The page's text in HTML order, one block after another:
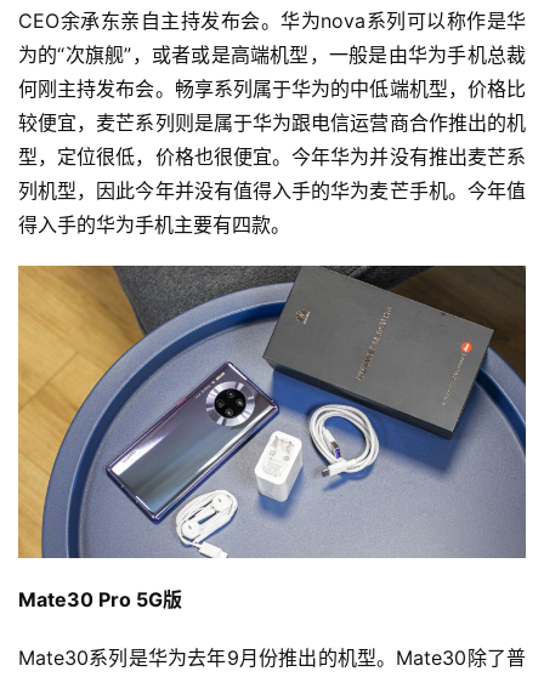
CEO余承东亲自主持发布会。华为nova系列可以称作是华
为的“次旗舰”，或者或是高端机型，一般是由华为手机总裁
何刚主持发布会。畅享系列属于华为的中低端机型，价格比
较便宜，麦芒系列则是属于华为跟电信运营商合作推出的机
型，定位很低，价格也很便宜。今年华为并没有推出麦芒系
列机型，因此今年并没有值得入手的华为麦芒手机。今年值
得入手的华为手机主要有四款。
Mate30 Pro 5G版
Mate30系列是华为去年9月份推出的机型。Mate30除了普